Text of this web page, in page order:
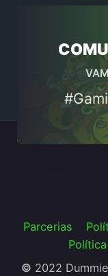
Parcerias
© 2022